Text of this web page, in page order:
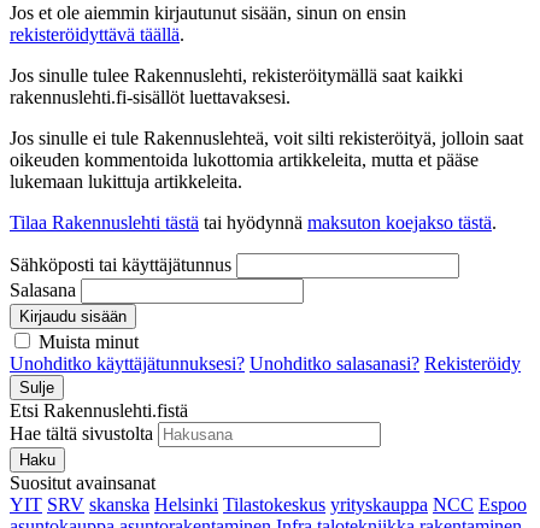
Jos et ole aiemmin kirjautunut sisään, sinun on ensin
rekisteröidyttävä täällä.
Jos sinulle tulee Rakennuslehti, rekisteröitymällä saat kaikki
rakennuslehti.fi-sisällöt luettavaksesi.
Jos sinulle ei tule Rakennuslehteä, voit silti rekisteröityä, jolloin saat
oikeuden kommentoida lukottomia artikkeleita, mutta et pääse
lukemaan lukittuja artikkeleita.
Tilaa Rakennuslehti tästä tai hyödynnä maksuton koejakso tästä.
Sähköposti tai käyttäjätunnus
Salasana
Kirjaudu sisään
Muista minut
Unohditko käyttäjätunnuksesi? Unohditko salasanasi? Rekisteröidy
Sulje
Etsi Rakennuslehti.fistä
Hae tältä sivustolta
Haku
Suositut avainsanat
YIT SRV skanska Helsinki Tilastokeskus yrityskauppa NCC Espoo